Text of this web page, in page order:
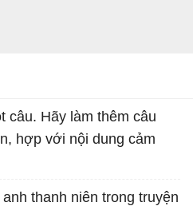
câu. Hãy làm thêm câu
hợp với nội dung cảm
thanh niên trong truyện